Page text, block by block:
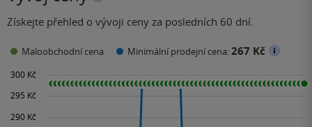
Získejte přehled o vývoji ceny za posledních 60 dní.
Maloobchodní cena Minimální prodejní cena:267 Kč